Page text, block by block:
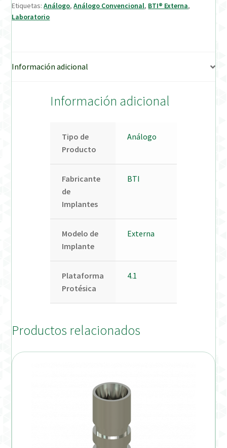
Verification Required
Etiquetas:Análogo,Análogo Convencional, BTI® Externa,
Laboratorio
Información adicional
Información adicional
Tipo de
Producto
Análogo
Fabricante
de
Implantes
BTI
Modelo de
Implante
Externa
Plataforma
Protésica
4.1
Productos relacionados